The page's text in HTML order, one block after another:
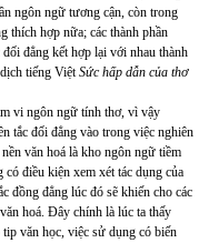
ngôn ngữ tương cận, còn trong
thích hợp nữa; các thành phần
đẳng kết hợp lại với nhau thành
tiếng ViệtSức hấp dẫn của thơ
vi ngôn ngữ tính thơ, vì vậy
tắc đối đẳng vào trong việc nghiên
văn hoá là kho ngôn ngữ tiềm
có điều kiện xem xét tác dụng của
đồng đẳng lúc đó sẽ khiến cho các
hoá. Đây chính là lúc ta thấy
văn học, việc sử dụng có biến